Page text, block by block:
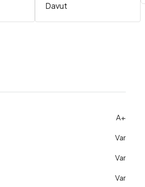
Davut
A+
Var
Var
Var